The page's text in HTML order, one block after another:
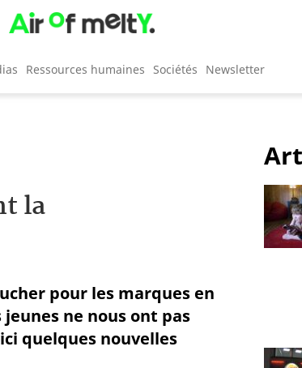
Ressources humaines Sociétés Newsletter
la
pour les marques en
jeunes ne nous ont pas
quelques nouvelles